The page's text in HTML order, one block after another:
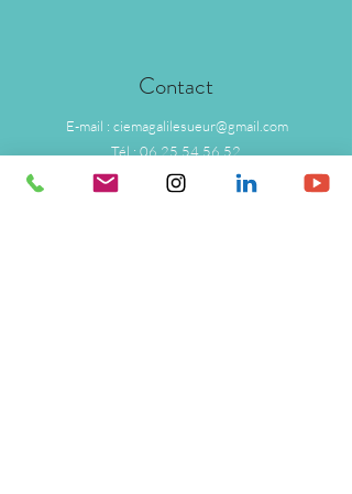
Contact
E-mail : ciemagalilesueur@gmail.com
Tél : 06.25.54.56.52